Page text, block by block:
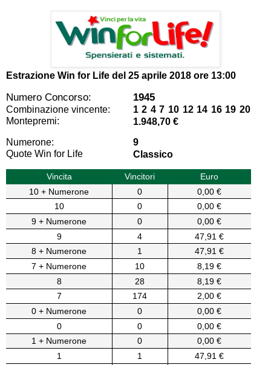
Estrazione Win for Life del 25 aprile 2018 ore 13:00
Numero Concorso: 1945
Combinazione vincente:
1 2 4 7 10 12 14 16 19 20
Montepremi:
1.948,70 €
Numerone:
9
Quote Win for Life
Classico
Vincita Vincitori
Euro
10 + Numerone
0
0,00 €
10
0
0,00 €
9 + Numerone
0
0,00 €
9
4
47,91 €
8 + Numerone
1
47,91 €
7 + Numerone
10
8,19 €
8
28
8,19 €
7
174
2,00 €
0 + Numerone
0
0,00 €
0
0
0,00 €
1 + Numerone
0
0,00 €
1
1
47,91 €